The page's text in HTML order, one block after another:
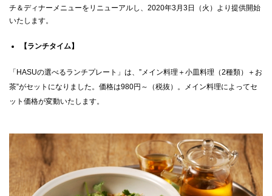
チ＆ディナーメニューをリニューアルし、2020年3月3日（火）より提供開始
いたします。
【ランチタイム】
「HASUの選べるランチプレート」は、”メイン料理＋小皿料理（2種類）＋お
茶”がセットになりました。価格は980円～（税抜）。メイン料理によってセ
ット価格が変動いたします。